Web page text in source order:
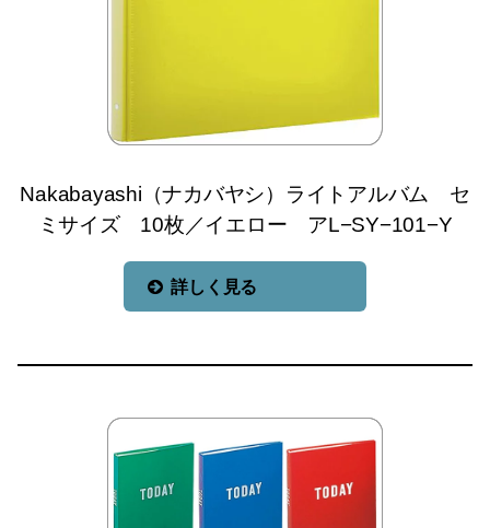
Nakabayashi（ナカバヤシ）ライトアルバム セ
ミサイズ 10枚／イエロー アL−SY−101−Y
詳しく見る